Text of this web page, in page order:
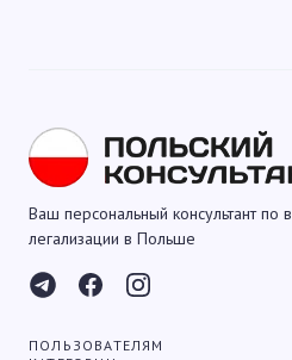
Ваш персональный консультант по
легализации в Польше
ПОЛЬЗОВАТЕЛЯМ